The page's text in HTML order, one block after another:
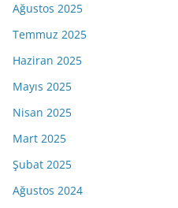
Ağustos 2025
Temmuz 2025
Haziran 2025
Mayıs 2025
Nisan 2025
Mart 2025
Şubat 2025
Ağustos 2024